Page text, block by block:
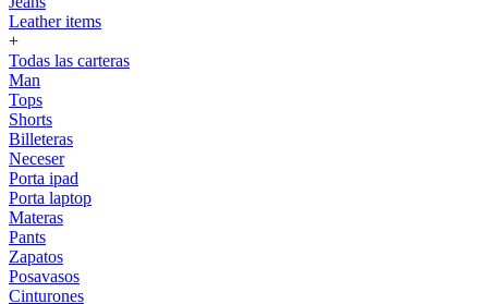
Leather items
+
Todas las carteras
Man
Tops
Shorts
Billeteras
Neceser
Porta ipad
Porta laptop
Materas
Pants
Zapatos
Posavasos
Cinturones